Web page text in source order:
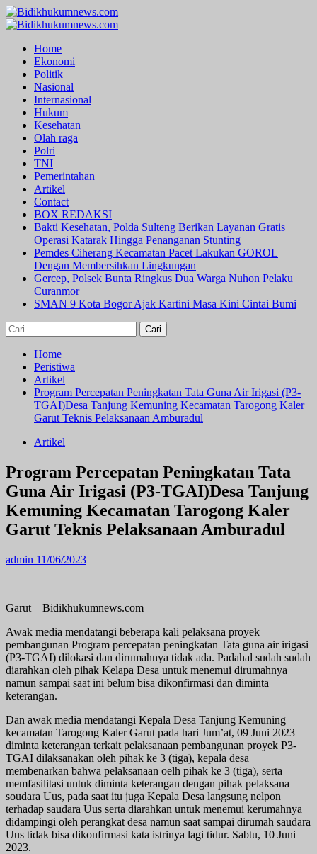
Skip
to
Primary
Home
Ekonomi
Politik
Nasional
Internasional
Hukum
Kesehatan
Olah raga
Polri
TNI
Pemerintahan
Artikel
Contact
BOX REDAKSI
Bakti Kesehatan, Polda Sulteng Berikan Layanan Gratis
Operasi Katarak Hingga Penanganan Stunting
Pemdes Ciherang Kecamatan Pacet Lakukan GOROL
Dengan Membersihkan Lingkungan
Gercep, Polsek Bunta Ringkus Dua Warga Nuhon Pelaku
Curanmor
SMAN 9 Kota Bogor Ajak Kartini Masa Kini Cintai Bumi
Cari
untuk:
Home
Peristiwa
Artikel
Program Percepatan Peningkatan Tata Guna Air Irigasi (P3-
TGAI)Desa Tanjung Kemuning Kecamatan Tarogong Kaler
Garut Teknis Pelaksanaan Amburadul
Artikel
Program Percepatan Peningkatan Tata
Guna Air Irigasi (P3-TGAI)Desa Tanjung
Kemuning Kecamatan Tarogong Kaler
Garut Teknis Pelaksanaan Amburadul
admin 11/06/2023
Garut – Bidikhukumnews.com
Awak media mendatangi beberapa kali pelaksana proyek
pembangunan Program percepatan peningkatan Tata guna air irigasi
(P3-TGAI) dilokasi dan dirumahnya tidak ada. Padahal sudah sudah
diarahkan oleh pihak Kelapa Desa untuk menemui dirumahnya
namun sampai saat ini belum bisa dikonfirmasi dan diminta
keterangan.
Dan awak media mendatangi Kepala Desa Tanjung Kemuning
kecamatan Tarogong Kaler Garut pada hari Jum’at, 09 Juni 2023
diminta keterangan terkait pelaksanaan pembangunan proyek P3-
TGAI dilaksanakan oleh pihak ke 3 (tiga), kepala desa
membenarkan bahwa pelaksanaan oelh pihak ke 3 (tiga), serta
memfasilitasi untuk diminta keterangan dengan pihak pelaksana
soudara Uus, pada saat itu juga Kepala Desa langsung nelpon
terhadap saudara Uus serta diarahkan untuk menemui kerumahnya
didampingi oleh perangkat desa namun saat sampai dirumah saudara
Uus tidak bisa dikonfirmasi kata istrinya lagi tidur. Sabtu, 10 Juni
2023.